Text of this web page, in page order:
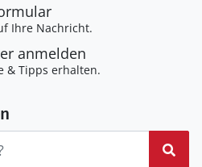
Ihre Nachricht.
anmelden
& Tipps erhalten.